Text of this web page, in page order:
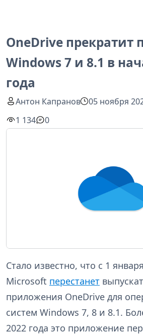
OneDrive прекратит
Windows 7 и 8.1 в
года
Антон Капранов
05 ноября
1 134
0
Стало известно, что с 1
Microsoft перестанет
приложения OneDrive для
систем Windows 7, 8 и 8.1.
2022 года это приложение